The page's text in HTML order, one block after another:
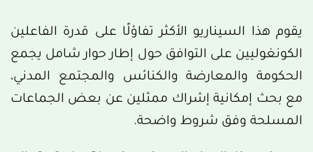
يقوم هذا السيناريو الأكثر تفاؤلًا على قدرة الفاعلين
الكونغوليين على التوافق حول إطار حوار شامل يجمع
الحكومة والمعارضة والكنائس والمجتمع المدني،
مع بحث إمكانية إشراك ممثلين عن بعض الجماعات
المسلحة وفق شروط واضحة.